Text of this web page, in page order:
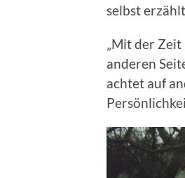
selbst
„Mit der
anderen
achtet auf